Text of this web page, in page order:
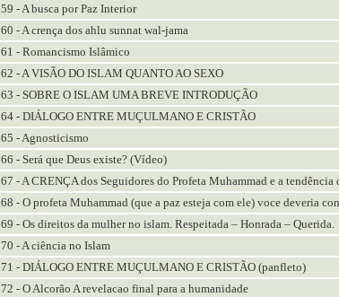
59 - A busca por Paz Interior
60 - A crença dos ahlu sunnat wal-jama
61 - Romancismo Islâmico
62 - A VISÃO DO ISLAM QUANTO AO SEXO
63 - SOBRE O ISLAM UMA BREVE INTRODUÇÃO
64 - DIÁLOGO ENTRE MUÇULMANO E CRISTÃO
65 - Agnosticismo
66 - Será que Deus existe? (Vídeo)
67 - A CRENÇA dos Seguidores do Profeta Muhammad e a
68 - O profeta Muhammad (que a paz esteja com ele) voce deveria
69 - Os direitos da mulher no islam. Respeitada – Honrada – Querida.
70 - A ciência no Islam
71 - DIÁLOGO ENTRE MUÇULMANO E CRISTÃO (panfleto)
72 - O Alcorão A revelacao final para a humanidade